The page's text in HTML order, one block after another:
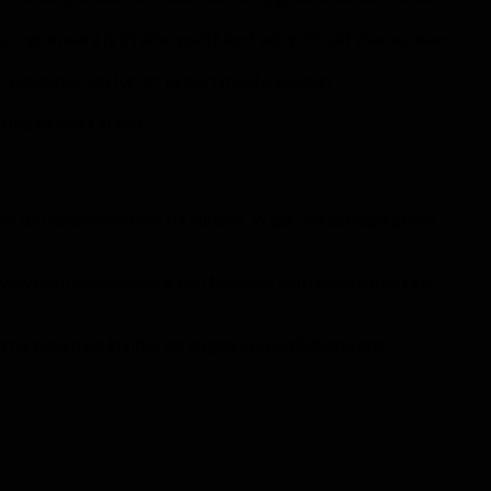
drift eller grafikkort setup för att visa hur man
och för att ta bort misslyckanden
så snart vi kan.
reparerade dem till kunden. Vi ger också några gratis
programvara, och felanalys och underhåll av LED-
med kunder att bygga sina skräddarsydda